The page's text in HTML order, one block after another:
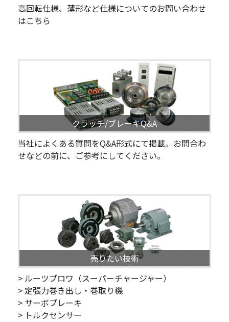
高回転仕様、薄形など仕様についてのお問い合わせ
はこちら
クラッチ/ブレーキQ&A
当社によくある質問をQ&A形式にて掲載。お問合わ
せなどの前に、ご参考にしてください。
売りたい技術
> ルーツブロワ（スーパーチャージャー）
> 定張力巻き出し・巻取り機
> サーボブレーキ
> トルクセンサー